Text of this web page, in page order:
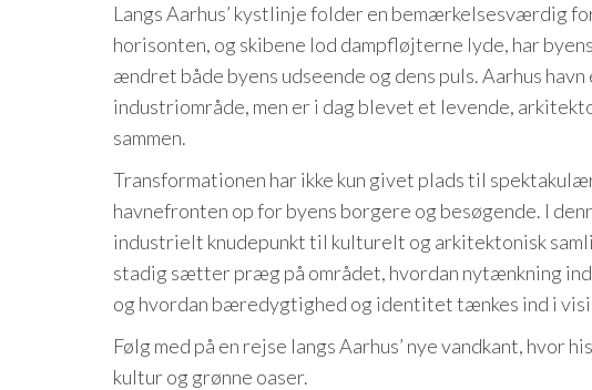
Langs Aarhus’ kystlinje folder en bemærkelsesværdig
horisonten, og skibene lod dampfløjterne lyde, har
ændret både byens udseende og dens puls. Aarhus
industriområde, men er i dag blevet et levende,
sammen.
Transformationen har ikke kun givet plads til
havnefronten op for byens borgere og besøgende. I
industrielt knudepunkt til kulturelt og arkitektonisk
stadig sætter præg på området, hvordan nytænkning
og hvordan bæredygtighed og identitet tænkes ind i
Følg med på en rejse langs Aarhus’ nye vandkant, hvor
kultur og grønne oaser.